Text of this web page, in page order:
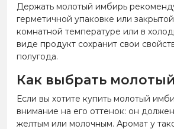
Держать молотый имбирь
герметичной упаковке или
комнатной температуре или в
виде продукт сохранит свои
полугода.
Как выбрать
Если вы хотите купить молотый
внимание на его оттенок: он
желтым или молочным. Аромат у